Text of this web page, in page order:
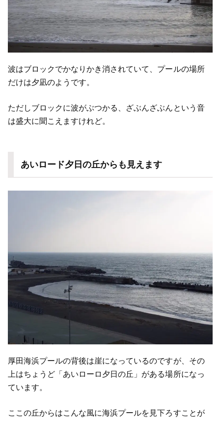
波はブロックでかなりかき消されていて、プールの場所
だけは夕凪のようです。
ただしブロックに波がぶつかる、ざぶんざぶんという音
は盛大に聞こえますけれど。
あいロード夕日の丘からも見えます
厚田海浜プールの背後は崖になっているのですが、その
上はちょうど「あいローロ夕日の丘」がある場所になっ
ています。
ここの丘からはこんな風に海浜プールを見下ろすことが